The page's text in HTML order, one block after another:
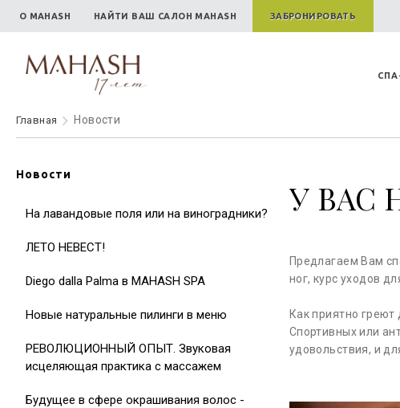
О MAHASH НАЙТИ ВАШ САЛОН MAHASH ЗАБРОНИРОВАТЬ
Главная Новости
Новости
На лавандовые поля или на виноградники?
ЛЕТО НЕВЕСТ!
Diego dalla Palma в MAHASH SPA
Новые натуральные пилинги в меню
РЕВОЛЮЦИОННЫЙ ОПЫТ. Звуковая
исцеляющая практика с массажем
Будущее в сфере окрашивания волос -
У ВАС
Предлагаем Вам
ног, курс уходов
Как приятно греют
Спортивных или
удовольствия, и